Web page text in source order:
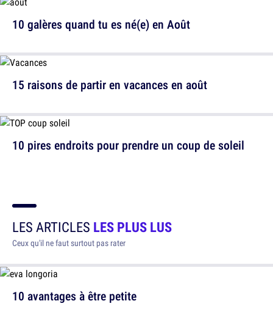
15 raisons de partir en vacances en août
10 galères quand tu es né(e) en Août
10 pires endroits pour prendre un coup de soleil
LES ARTICLES LES PLUS LUS
Ceux qu'il ne faut surtout pas rater
10 avantages à être petite